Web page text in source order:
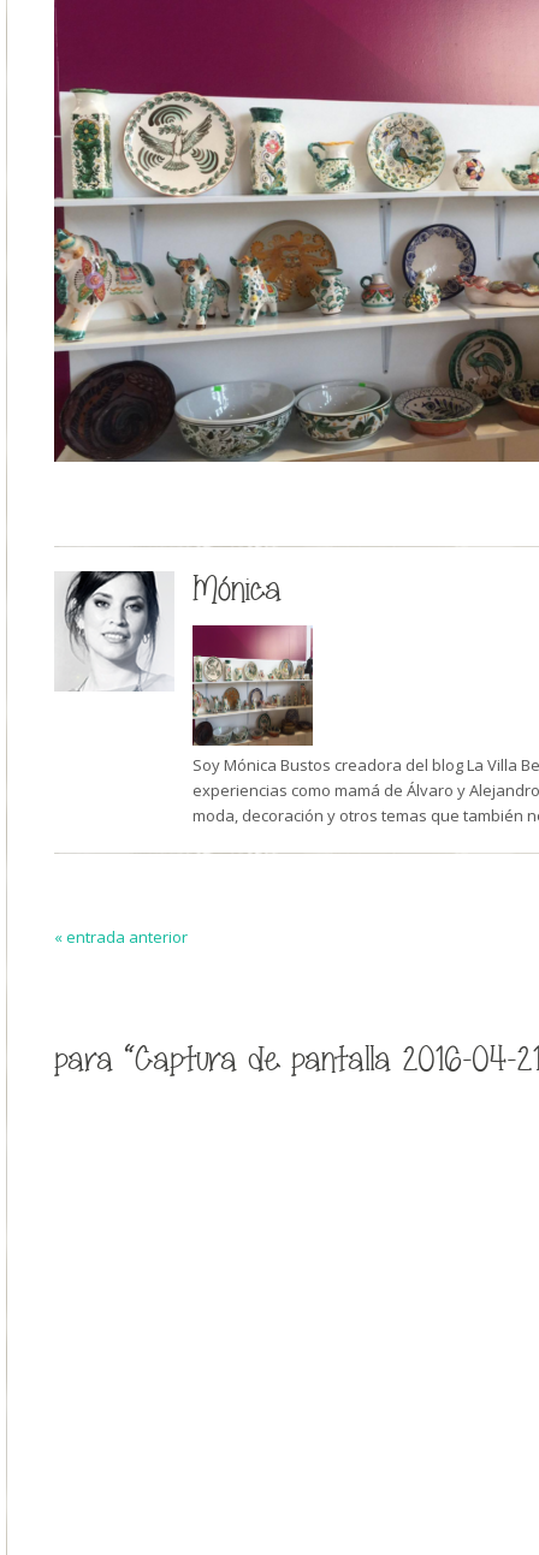
Mónica
Soy Mónica Bustos creadora del blog La Villa
experiencias como mamá de Álvaro y
moda, decoración y otros temas que también
« entrada anterior
para “Captura de pantalla 2016-04-21